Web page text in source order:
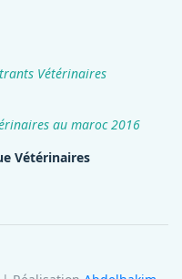
Vétérinaires
au maroc 2016
Vétérinaires